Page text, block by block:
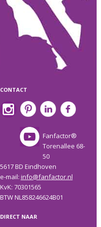
CONTACT
Fanfactor®
Torenallee 68-
50
5617 BD Eindhoven
e-mail: info@fanfactor.nl
KvK: 70301565
BTW NL858246624B01
DIRECT NAAR